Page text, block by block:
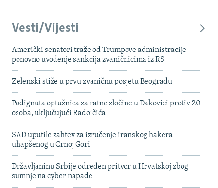
Vesti/Vijesti
Američki senatori traže od Trumpove administracije
ponovno uvođenje sankcija zvaničnicima iz RS
Zelenski stiže u prvu zvaničnu posjetu Beogradu
Podignuta optužnica za ratne zločine u Đakovici protiv 20
osoba, uključujući Radoičića
SAD uputile zahtev za izručenje iranskog hakera
uhapšenog u Crnoj Gori
Državljaninu Srbije određen pritvor u Hrvatskoj zbog
sumnje na cyber napade